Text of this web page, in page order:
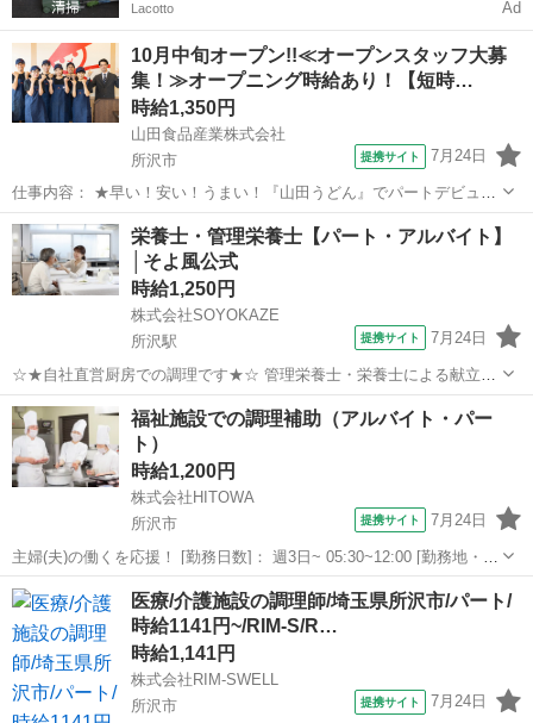
Lacotto Ad
10月中旬オープン!!≪オープンスタッフ大募
集！≫オープニング時給あり！【短時…
時給1,350円
山田食品産業株式会社
所沢市
提携サイト 7月24日
仕事内容： ★早い！安い！うまい！『山田うどん』でパートデビュー
★ 食欲をそそるファミリー食堂で元気に働こう！ 【仕事内容】 ★ホ
ール★ ◆お客様のお出迎え ◆お席のご案内 ◆オーダー取り ◆料理の
ご提供・片付け ◆お会計...
埼玉 所沢市 キッチン
栄養士・管理栄養士【パート・アルバイト】
│そよ風公式
時給1,250円
株式会社SOYOKAZE
所沢駅
提携サイト 7月24日
☆★自社直営厨房での調理です★☆ 管理栄養士・栄養士による献立表
をもとに、お客様のお食事の調理業務・発注などをお願いします。 ・
調理業務全般・配膳、下膳、食器類の洗浄、収納 ・厨房内の清掃、衛
生管理 ・食材の発注、検品、在...
埼玉 所沢市 所沢駅 その他
福祉施設での調理補助（アルバイト・パー
ト）
時給1,200円
株式会社HITOWA
所沢市
提携サイト 7月24日
主婦(夫)の働くを応援！ [勤務日数]： 週3日~ 05:30~12:00 [勤務地・最
寄駅]： 埼玉県所沢市大字下富字駿河台522番 イリーゼ新所沢_12823
新所沢駅バス10分 [職種名]：福祉施設での調理補助...
埼玉 所沢市 その他
医療/介護施設の調理師/埼玉県所沢市/パート/
時給1141円~/RIM-S/R…
時給1,141円
株式会社RIM-SWELL
所沢市
提携サイト 7月24日